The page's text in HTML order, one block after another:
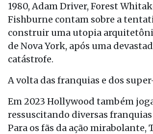
1980, Adam Driver, Forest
Fishburne contam sobre a
construir uma utopia
de Nova York, após uma
catástrofe.
A volta das franquias e dos
Em 2023 Hollywood também
ressuscitando diversas franquias
Para os fãs da ação mirabolante,